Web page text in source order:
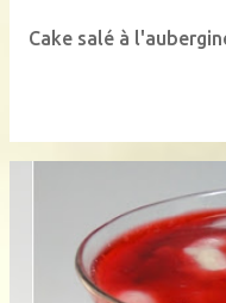
Cake salé à